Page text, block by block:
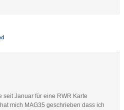
seit Januar für eine RWR Karte
mich MAG35 geschrieben dass ich